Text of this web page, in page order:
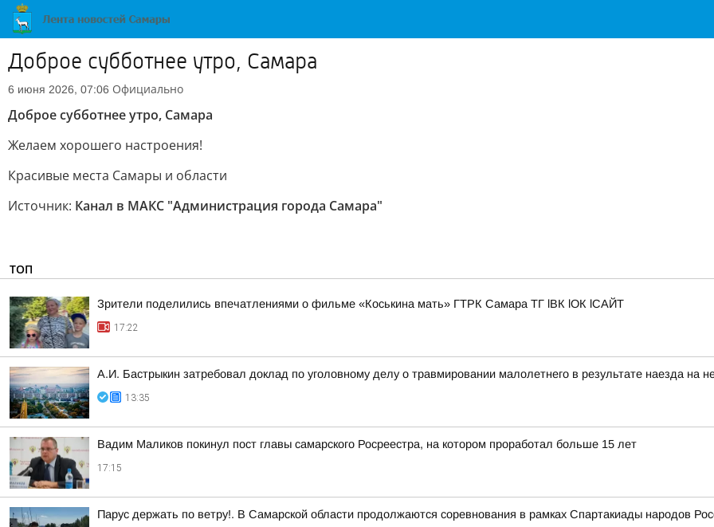
Доброе субботнее утро, Самара
6 июня 2026, 07:06 Официально
Доброе субботнее утро, Самара
Желаем хорошего настроения!
Красивые места Самары и области
Источник: Канал в МАКС "Администрация города Самара"
ТОП
Зрители поделились впечатлениями о фильме «Коськина мать» ГТРК Самара ТГ lВК lОК lСАЙТ
17:22
А.И. Бастрыкин затребовал доклад по уголовному делу о травмировании малолетнего в результате наезда на
13:35
Вадим Маликов покинул пост главы самарского Росреестра, на котором проработал больше 15 лет
17:15
Парус держать по ветру!. В Самарской области продолжаются соревнования в рамках Спартакиады народов